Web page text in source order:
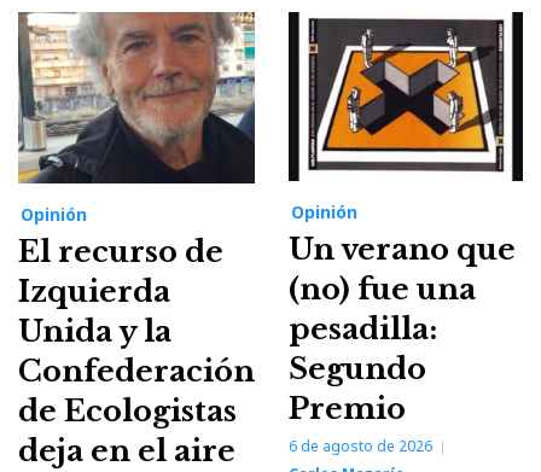
Opinión
El recurso de
Izquierda
Unida y la
Confederación
de Ecologistas
deja en el aire
Opinión
Un verano que
(no) fue una
pesadilla:
Segundo
Premio
6 de agosto de 2026